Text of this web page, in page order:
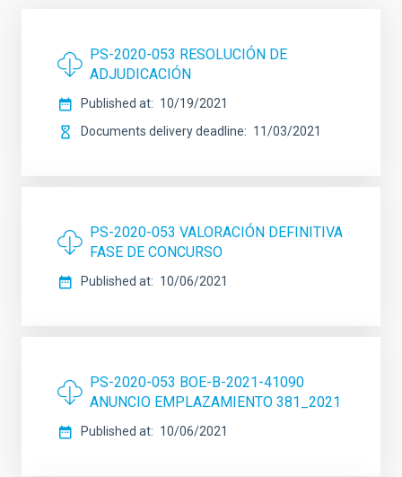
PS-2020-053 RESOLUCIÓN DE
ADJUDICACIÓN
Published at
10/19/2021
Documents delivery deadline
11/03/2021
PS-2020-053 VALORACIÓN DEFINITIVA
FASE DE CONCURSO
Published at 10/06/2021
PS-2020-053 BOE-B-2021-41090
ANUNCIO EMPLAZAMIENTO 381_2021
Published at 10/06/2021